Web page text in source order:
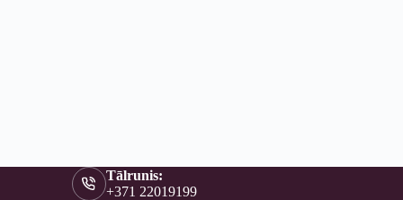
Tālrunis:
+371 22019199